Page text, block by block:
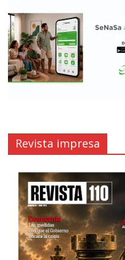
Revista impresa